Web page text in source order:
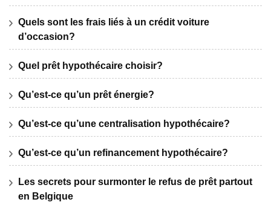
Quels sont les frais liés à un crédit voiture
d’occasion?
Quel prêt hypothécaire choisir?
Qu’est-ce qu’un prêt énergie?
Qu’est-ce qu’une centralisation hypothécaire?
Qu’est-ce qu’un refinancement hypothécaire?
Les secrets pour surmonter le refus de prêt partout
en Belgique